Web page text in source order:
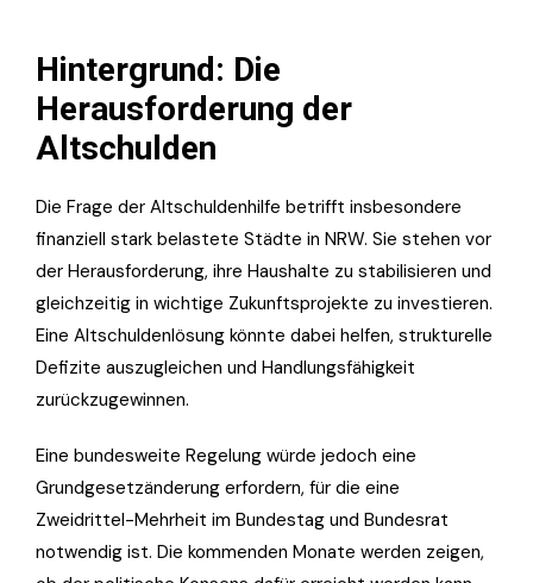
Hintergrund: Die
Herausforderung der
Altschulden
Die Frage der Altschuldenhilfe betrifft insbesondere
finanziell stark belastete Städte in NRW. Sie stehen vor
der Herausforderung, ihre Haushalte zu stabilisieren und
gleichzeitig in wichtige Zukunftsprojekte zu investieren.
Eine Altschuldenlösung könnte dabei helfen, strukturelle
Defizite auszugleichen und Handlungsfähigkeit
zurückzugewinnen.
Eine bundesweite Regelung würde jedoch eine
Grundgesetzänderung erfordern, für die eine
Zweidrittel-Mehrheit im Bundestag und Bundesrat
notwendig ist. Die kommenden Monate werden zeigen,